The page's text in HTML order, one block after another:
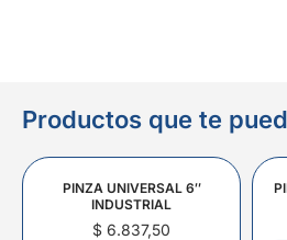
Productos que te
PINZA UNIVERSAL 6″
INDUSTRIAL
$ 6.837,50